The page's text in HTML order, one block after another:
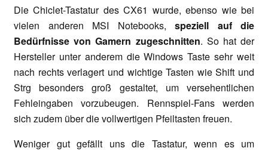
Die Chiclet-Tastatur des CX61 wurde, ebenso wie bei
vielen anderen MSI Notebooks, speziell auf die
Bedürfnisse von Gamern zugeschnitten. So hat der
Hersteller unter anderem die Windows Taste sehr weit
nach rechts verlagert und wichtige Tasten wie Shift und
Strg besonders groß gestaltet, um versehentlichen
Fehleingaben vorzubeugen. Rennspiel-Fans werden
sich zudem über die vollwertigen Pfeiltasten freuen.
Weniger gut gefällt uns die Tastatur, wenn es um